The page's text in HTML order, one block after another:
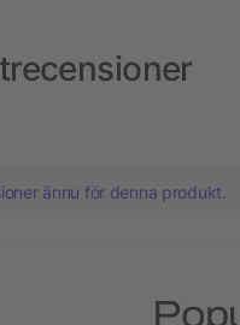
ännu för denna produkt.